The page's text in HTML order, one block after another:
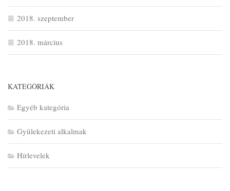
2018. szeptember
2018. március
KATEGÓRIÁK
Egyéb kategória
Gyülekezeti alkalmak
Hírlevelek